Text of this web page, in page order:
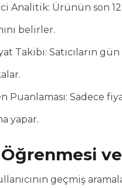
Analitik: Ürünün son
belirler.
Takibi: Satıcıların
Puanlaması: Sadece
yapar.
ve
geçmiş